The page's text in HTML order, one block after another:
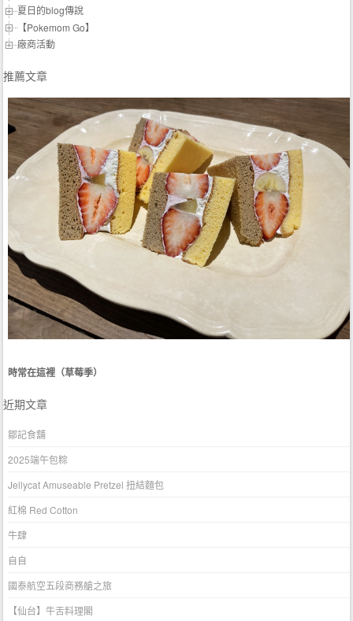
夏日的blog傳說
【Pokemom Go】
廠商活動
推薦文章
時常在這裡（草莓季）
近期文章
鄒記食舖
2025端午包粽
Jellycat Amuseable Pretzel 扭結麵包
紅棉 Red Cotton
牛肆
自自
國泰航空五段商務艙之旅
【仙台】牛舌料理閣